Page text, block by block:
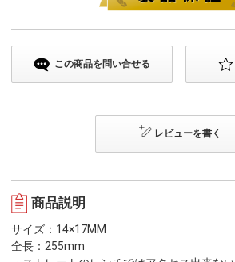
この商品を問い合せる
レビューを書く
商品説明
サイズ：14×17MM
全長：255mm